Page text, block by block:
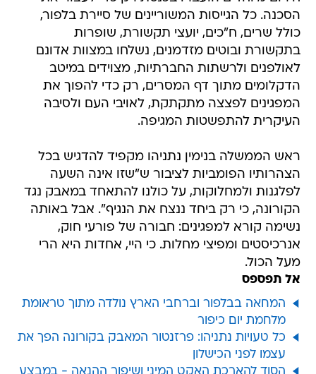
הסכנה. כל הגייסות המשוריינים של סיירת בלפור,
כולל שרים, ח"כים, יועצי תקשורת, שופרות
בתקשורת ובוטים מזדמנים, נשלחו במצוות אדונם
לאולפנים ולרשתות החברתיות, מצוידים במיטב
הדקלומים מתוך דף המסרים, רק כדי להפוך את
המפגינים לפצצה מתקתקת, לאויבי העם ולסיבה
העיקרית להתפשטות המגיפה.
ראש הממשלה בנימין נתניהו מקפיד להדגיש בכל
הצהרותיו הפומביות לציבור ש"שזו אינה השעה
לפלגנות ולמחלוקות, על כולנו להתאחד במאבק נגד
הקורונה, כי רק ביחד ננצח את הנגיף". אבל באותה
נשימה קורא למפגינים: חבורה של פורעי חוק,
אנרכיסטים ומפיצי מחלות. כי היי, אחדות היא הרי
מעל הכול.
אל תפספס
המחאה בבלפור וברחבי הארץ נולדה מתוך טראומת
מלחמת יום כיפור
כל טעויות נתניהו: פרזנטור המאבק בקורונה הפך את
עצמו לפני הכישלון
הסוד להארכת האקט המיני ושיפור ההנאה - במבצע